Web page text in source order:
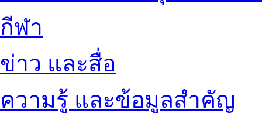
กีฬา
ข่าว และสื่อ
ความรู้ และข้อมูลสำคัญ